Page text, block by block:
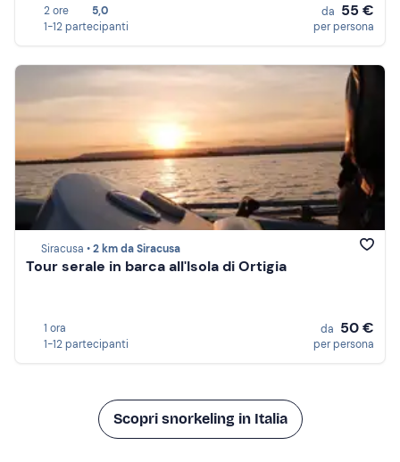
2 ore
5,0
1-12 partecipanti
da 55 €
per persona
Siracusa •2 km da Siracusa
Tour serale in barca all'Isola di Ortigia
1 ora
1-12 partecipanti
da 50 €
per persona
Scopri snorkeling in Italia